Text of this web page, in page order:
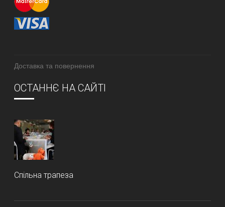
Доставка та повернення
ОСТАННЄ НА САЙТІ
Спільна трапеза